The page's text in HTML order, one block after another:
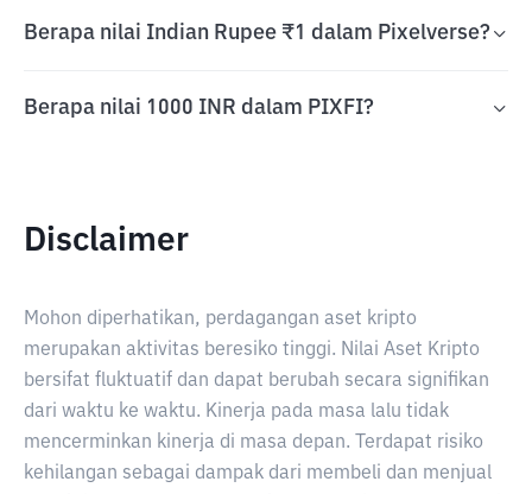
Berapa nilai Indian Rupee ₹1 dalam Pixelverse?
Berapa nilai 1000 INR dalam PIXFI?
Disclaimer
Mohon diperhatikan, perdagangan aset kripto
merupakan aktivitas beresiko tinggi. Nilai Aset Kripto
bersifat fluktuatif dan dapat berubah secara signifikan
dari waktu ke waktu. Kinerja pada masa lalu tidak
mencerminkan kinerja di masa depan. Terdapat risiko
kehilangan sebagai dampak dari membeli dan menjual